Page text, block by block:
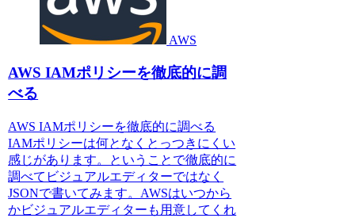
AWS
AWS IAMポリシーを徹底的に調
べる
AWS IAMポリシーを徹底的に調べる
IAMポリシーは何となくとっつきにくい
感じがあります。ということで徹底的に
調べてビジュアルエディターではなく
JSONで書いてみます。AWSはいつから
かビジュアルエディターも用意してくれ